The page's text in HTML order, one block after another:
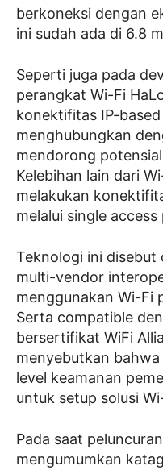
berkoneksi dengan
ini sudah ada di 6.8
Seperti juga pada
perangkat Wi-Fi
konektifitas IP-
menghubungkan
mendorong
Kelebihan lain dari
melakukan
melalui single access
Teknologi ini
multi-vendor
menggunakan Wi-Fi
Serta compatible
bersertifikat WiFi
menyebutkan
level keamanan
untuk setup solusi
Pada saat
mengumumkan